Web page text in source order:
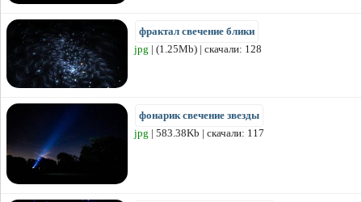
фрактал свечение блики
jpg | (1.25Mb) | скачали: 128
фонарик свечение звезды
jpg | 583.38Kb | скачали: 117